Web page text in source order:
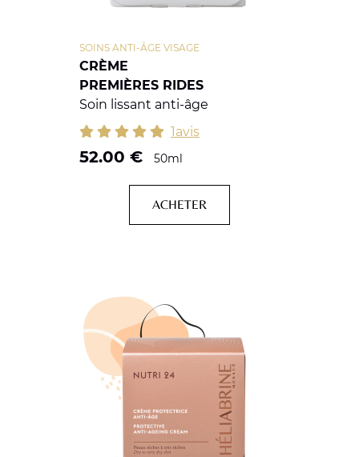
CRÈME
PREMIÈRES RIDES
SOINS ANTI-ÂGE VISAGE
Soin lissant anti-âge
1avis
52.00 € 50ml
ACHETER